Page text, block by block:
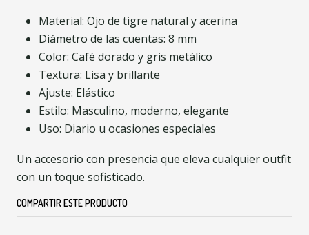
Material: Ojo de tigre natural y acerina
Diámetro de las cuentas: 8 mm
Color: Café dorado y gris metálico
Textura: Lisa y brillante
Ajuste: Elástico
Estilo: Masculino, moderno, elegante
Uso: Diario u ocasiones especiales
Un accesorio con presencia que eleva cualquier outfit
con un toque sofisticado.
COMPARTIR ESTE PRODUCTO